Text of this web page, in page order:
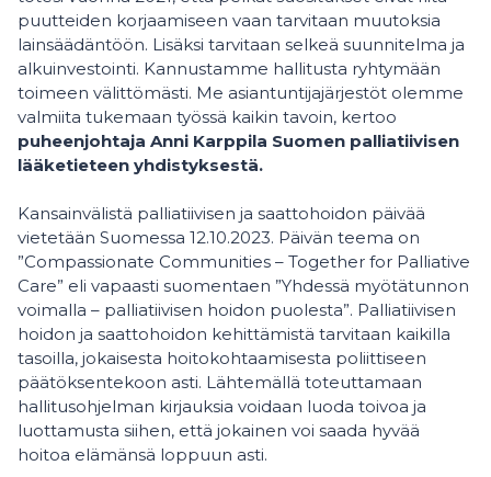
puutteiden korjaamiseen vaan tarvitaan muutoksia
lainsäädäntöön. Lisäksi tarvitaan selkeä suunnitelma ja
alkuinvestointi. Kannustamme hallitusta ryhtymään
toimeen välittömästi. Me asiantuntijajärjestöt olemme
valmiita tukemaan työssä kaikin tavoin, kertoo
puheenjohtaja Anni Karppila Suomen palliatiivisen
lääketieteen yhdistyksestä.
Kansainvälistä palliatiivisen ja saattohoidon päivää
vietetään Suomessa 12.10.2023. Päivän teema on
”Compassionate Communities – Together for Palliative
Care” eli vapaasti suomentaen ”Yhdessä myötätunnon
voimalla – palliatiivisen hoidon puolesta”. Palliatiivisen
hoidon ja saattohoidon kehittämistä tarvitaan kaikilla
tasoilla, jokaisesta hoitokohtaamisesta poliittiseen
päätöksentekoon asti. Lähtemällä toteuttamaan
hallitusohjelman kirjauksia voidaan luoda toivoa ja
luottamusta siihen, että jokainen voi saada hyvää
hoitoa elämänsä loppuun asti.